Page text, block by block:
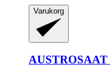
Varukorg
AUSTROSAAT